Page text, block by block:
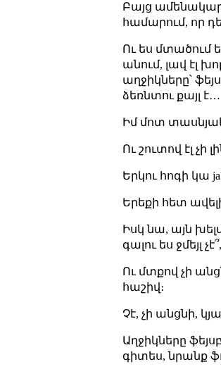
Բայց
համարում, որ
Ու ես մտածում
անում, լավ էլ
աղջիկները՝
ձեռնտու քայլ է…
Իմ մոտ
Ու շուտով էլ
Երկու հոգի կա
Երեքի հետ
Իսկ նա, այն
գալու ես ջմեյլ
Ու մտքով չի
հաշիվ։
Չէ, չի անցնի,
Աղջիկները
գիտես, նրանք